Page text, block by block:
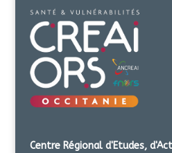
Centre Régional d'Etudes,